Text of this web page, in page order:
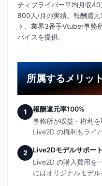
ティブライバー平均月収
800人/月の実績。報酬還
ト、業界3番手Vtuber事務
バイスを提供。
所属するメリッ
1
報酬還元率100%
事務所が収益・権利を
Live2D の権利もライ
2
Live2Dモデルサポート
Live2D の購入費用を
にはオリジナルモデル